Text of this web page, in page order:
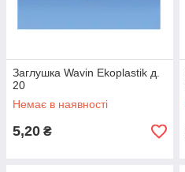
Заглушка Wavin Ekoplastik д.
20
Немає в наявності
5,20 ₴